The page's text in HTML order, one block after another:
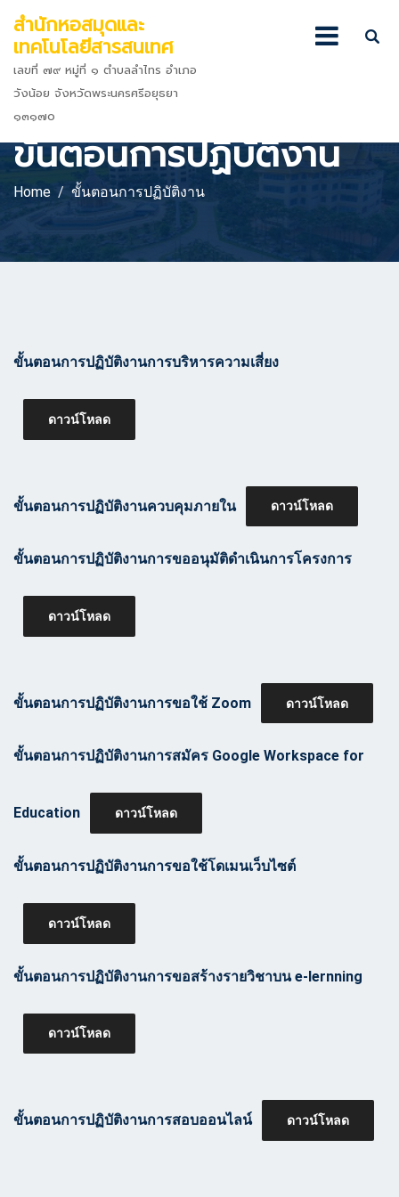
สำนักหอสมุดและ
เทคโนโลยีสารสนเทศ
เลขที่ ๗๙ หมู่ที่ ๑ ตำบลลำไทร อำเภอ
วังน้อย จังหวัดพระนครศรีอยุธยา
๑๓๑๗๐
ขั้นตอนการปฏิบัติงาน
Home ขั้นตอนการปฏิบัติงาน
ขั้นตอนการปฏิบัติงานการบริหารความเสี่ยง
ดาวน์โหลด
ขั้นตอนการปฏิบัติงานควบคุมภายใน ดาวน์โหลด
ขั้นตอนการปฏิบัติงานการขออนุมัติดำเนินการโครงการ
ดาวน์โหลด
ขั้นตอนการปฏิบัติงานการขอใช้ Zoom ดาวน์โหลด
ขั้นตอนการปฏิบัติงานการสมัคร Google Workspace for
Education ดาวน์โหลด
ขั้นตอนการปฏิบัติงานการขอใช้โดเมนเว็บไซต์
ดาวน์โหลด
ขั้นตอนการปฏิบัติงานการขอสร้างรายวิชาบน e-lernning
ดาวน์โหลด
ขั้นตอนการปฏิบัติงานการสอบออนไลน์ ดาวน์โหลด